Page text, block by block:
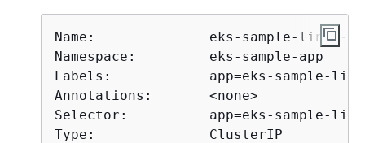
Name:              eks-sample-linux-
Namespace:         eks-sample-app
Labels:            app=eks-sample-
Annotations:       <none>
Selector:          app=eks-sample-
Type:              ClusterIP